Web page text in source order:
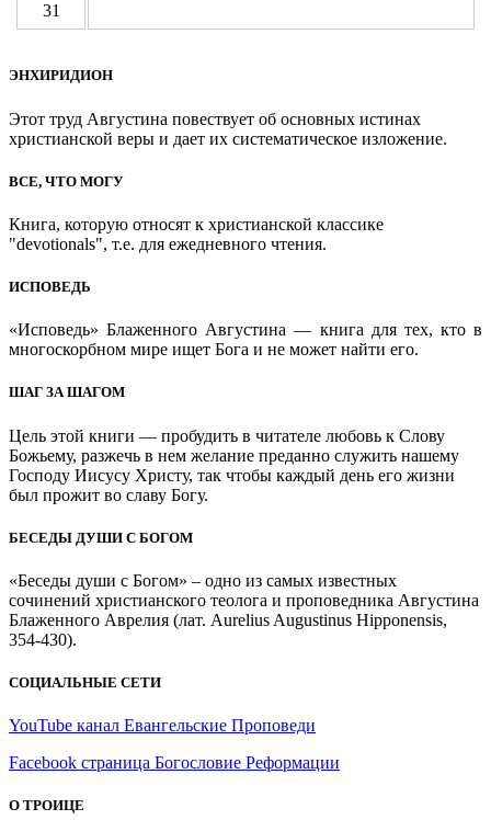
31
ЭНХИРИДИОН
Этот труд Августина повествует об основных истинах
христианской веры и дает их систематическое изложение.
ВСЕ, ЧТО МОГУ
Книга, которую относят к христианской классике
"devotionals", т.е. для ежедневного чтения.
ИСПОВЕДЬ
«Исповедь» Блаженного Августина — книга для тех, кто в
многоскорбном мире ищет Бога и не может найти его.
ШАГ ЗА ШАГОМ
Цель этой книги — пробудить в читателе любовь к Слову
Божьему, разжечь в нем желание преданно служить нашему
Господу Иисусу Христу, так чтобы каждый день его жизни
был прожит во славу Богу.
БЕСЕДЫ ДУШИ С БОГОМ
«Беседы души с Богом» – одно из самых известных
сочинений христианского теолога и проповедника Августина
Блаженного Аврелия (лат. Aurelius Augustinus Hipponensis,
354-430).
СОЦИАЛЬНЫЕ СЕТИ
YouTube канал Евангельские Проповеди
Facebook страница Богословие Реформации
О ТРОИЦЕ